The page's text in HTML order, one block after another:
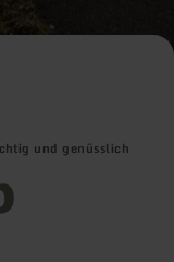
und genüsslich